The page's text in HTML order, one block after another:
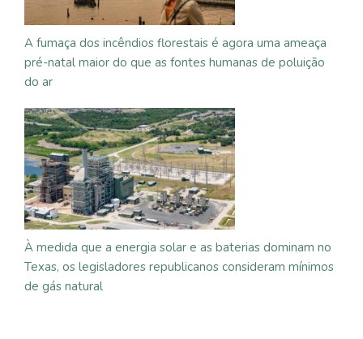
A fumaça dos incêndios florestais é agora uma ameaça
pré-natal maior do que as fontes humanas de poluição
do ar
À medida que a energia solar e as baterias dominam no
Texas, os legisladores republicanos consideram mínimos
de gás natural